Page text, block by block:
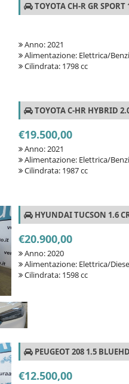
TOYOTA CH-R GR
Anno: 2021
Alimentazione: Elettrica/
Cilindrata: 1798 cc
TOYOTA C-HR HYBRID
€19.500,00
Anno: 2021
Alimentazione: Elettrica/
Cilindrata: 1987 cc
HYUNDAI TUCSON 1.6
€20.900,00
Anno: 2020
Alimentazione: Elettrica/
Cilindrata: 1598 cc
PEUGEOT 208 1.5
€12.500,00